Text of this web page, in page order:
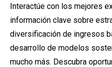
Interactúe con los mejores
información clave sobre
diversificación de ingresos
desarrollo de modelos
mucho más. Descubra